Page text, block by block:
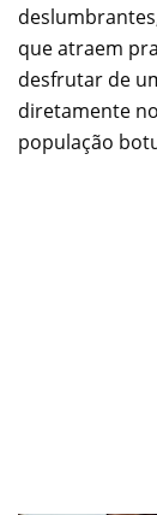
que atraem
desfrutar de
diretamente
população